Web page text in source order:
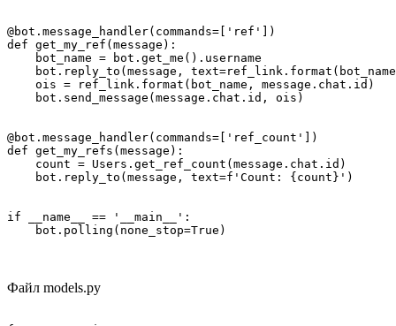
@bot.message_handler(commands=['ref'])
def get_my_ref(message):
    bot_name = bot.get_me().username
bot.reply_to(message,
    ois = ref_link.format(bot_name, message.chat.id)
    bot.send_message(message.chat.id, ois)
@bot.message_handler(commands=['ref_count'])
def get_my_refs(message):
    count = Users.get_ref_count(message.chat.id)
    bot.reply_to(message, text=f'Count: {count}')
if __name__ == '__main__':
    bot.polling(none_stop=True)
Файл models.py